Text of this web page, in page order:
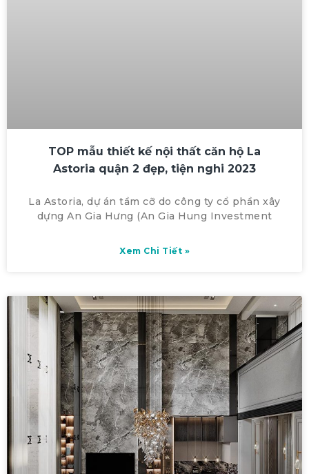
TOP mẫu thiết kế nội thất căn hộ La
Astoria quận 2 đẹp, tiện nghi 2023
La Astoria, dự án tầm cỡ do công ty cổ phần xây
dựng An Gia Hưng (An Gia Hung Investment
Xem Chi Tiết »